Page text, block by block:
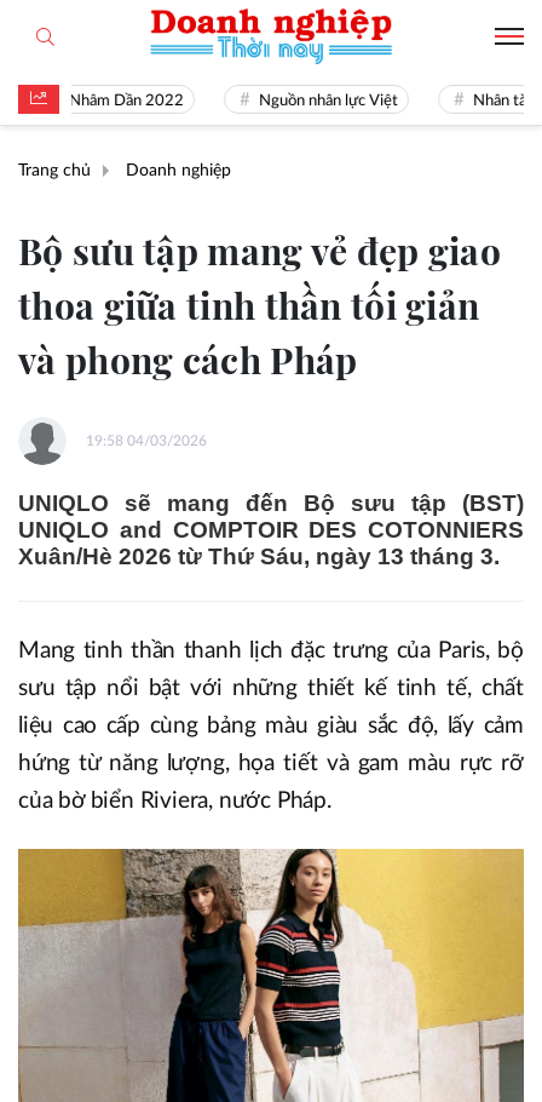
Nhâm Dần 2022 Nguồn nhân lực Việt Nhân tài Việt
Trang chủ Doanh nghiệp
Bộ sưu tập mang vẻ đẹp giao
thoa giữa tinh thần tối giản
và phong cách Pháp
19:58 04/03/2026
UNIQLO sẽ mang đến Bộ sưu tập (BST)
UNIQLO and COMPTOIR DES COTONNIERS
Xuân/Hè 2026 từ Thứ Sáu, ngày 13 tháng 3.
Mang tinh thần thanh lịch đặc trưng của Paris, bộ
sưu tập nổi bật với những thiết kế tinh tế, chất
liệu cao cấp cùng bảng màu giàu sắc độ, lấy cảm
hứng từ năng lượng, họa tiết và gam màu rực rỡ
của bờ biển Riviera, nước Pháp.